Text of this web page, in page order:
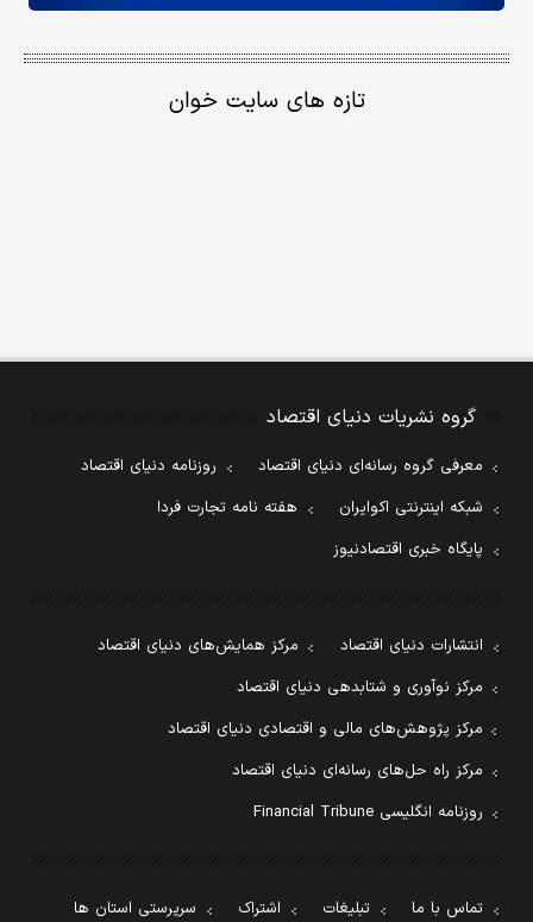
تازه های سایت خوان
گروه نشریات دنیای اقتصاد
معرفی گروه رسانه‌ای دنیای اقتصاد
روزنامه دنیای اقتصاد
شبکه اینترنتی اکوایران
هفته نامه تجارت فردا
پایگاه خبری اقتصادنیوز
انتشارات دنیای اقتصاد
مرکز همایش‌های دنیای اقتصاد
مرکز نوآوری و شتابدهی دنیای اقتصاد
مرکز پژوهش‌های مالی و اقتصادی دنیای اقتصاد
مرکز راه حل‌های رسانه‌ای دنیای اقتصاد
روزنامه انگلیسی Financial Tribune
تماس با ما تبلیغات اشتراک سرپرستی استان ها